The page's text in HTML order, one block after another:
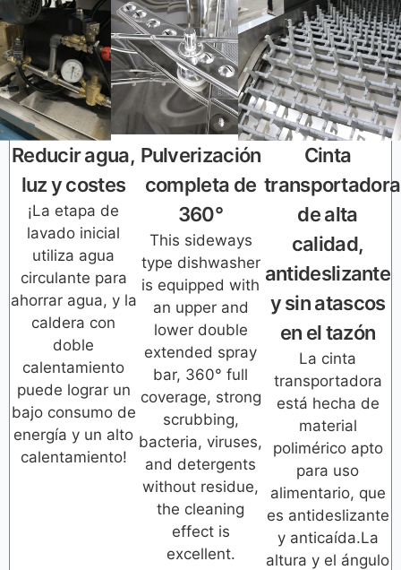
Reducir agua,
luz y costes
¡La etapa de
lavado inicial
utiliza agua
circulante para
ahorrar agua, y la
caldera con
doble
calentamiento
puede lograr un
bajo consumo de
energía y un alto
calentamiento!
Pulverización
completa de
360°
This sideways
type dishwasher
is equipped with
an upper and
lower double
extended spray
bar, 360° full
coverage, strong
scrubbing,
bacteria, viruses,
and detergents
without residue,
the cleaning
effect is
excellent.
Cinta
transportadora
de alta
calidad,
antideslizante
y sin atascos
en el tazón
La cinta
transportadora
está hecha de
material
polimérico apto
para uso
alimentario, que
es antideslizante
y anticaída.La
altura y el ángulo